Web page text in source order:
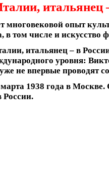
итальянец
многовековой опыт
в том числе и искусство
итальянец – в
уровня:
не впервые проводят
1938 года в
России.